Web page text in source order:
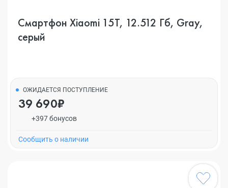
Смартфон Xiaomi 15T, 12.512 Гб, Gray,
серый
ОЖИДАЕТСЯ ПОСТУПЛЕНИЕ
39 690₽
+397 бонусов
Cообщить о наличии